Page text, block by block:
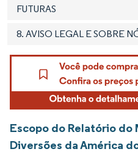
FUTURAS
8. AVISO LEGAL E SOBRE
Escopo do Relatório do
Diversões da América